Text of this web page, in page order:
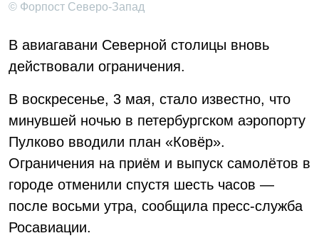
© Форпост Северо-Запад
В авиагавани Северной столицы вновь
действовали ограничения.
В воскресенье, 3 мая, стало известно, что
минувшей ночью в петербургском аэропорту
Пулково вводили план «Ковёр».
Ограничения на приём и выпуск самолётов в
городе отменили спустя шесть часов —
после восьми утра, сообщила пресс-служба
Росавиации.